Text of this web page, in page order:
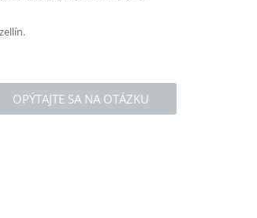
OPÝTAJTE SA NA OTÁZKU